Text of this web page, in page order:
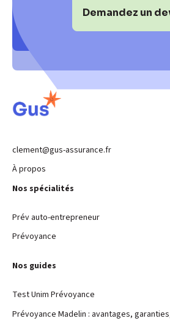
Demandez un
clement@gus-assurance.fr
À propos
Nos spécialités
Prév auto-entrepreneur
Prévoyance
Nos guides
Test Unim Prévoyance
Prévoyance Madelin : avantages,